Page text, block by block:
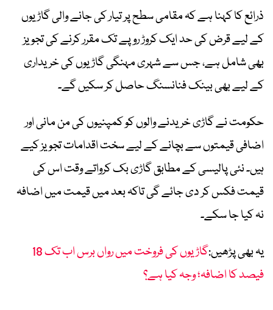
ذرائع کا کہنا ہے کہ مقامی سطح پر تیار کی جانے والی گاڑیوں
کے لیے قرض کی حد ایک کروڑ روپے تک مقرر کرنے کی تجویز
بھی شامل ہے، جس سے شہری مہنگی گاڑیوں کی خریداری
کے لیے بھی بینک فنانسنگ حاصل کر سکیں گے۔
حکومت نے گاڑی خریدنے والوں کو کمپنیوں کی من مانی اور
اضافی قیمتوں سے بچانے کے لیے سخت اقدامات تجویز کیے
ہیں۔ نئی پالیسی کے مطابق گاڑی بک کرواتے وقت اس کی
قیمت فکس کر دی جائے گی تاکہ بعد میں قیمت میں اضافہ
نہ کیا جا سکے۔
یہ بھی پڑھیں:
گاڑیوں کی فروخت میں رواں برس اب تک 18
فیصد کا اضافہ؛ وجہ کیا ہے؟